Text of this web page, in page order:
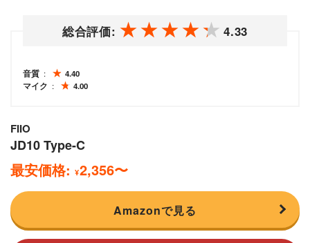
総合評価: 4.33
音質
4.40
マイク
4.00
FIIO
JD10 Type-C
最安価格: ¥2,356〜
Amazonで見る